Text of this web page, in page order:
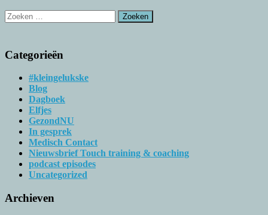
Zoeken
naar:
Categorieën
#kleingelukske
Blog
Dagboek
Elfjes
GezondNU
In gesprek
Medisch Contact
Nieuwsbrief Touch training & coaching
podcast episodes
Uncategorized
Archieven